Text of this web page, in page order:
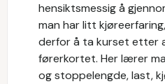
hensiktsmessig å
man har litt
derfor å ta kurset etter
førerkortet. Her lærer
og stoppelengde, last,